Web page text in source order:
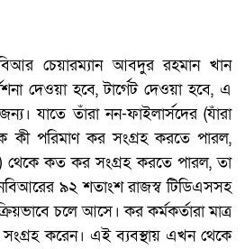
চেয়ারম্যান আবদুর রহমান খান
দেওয়া হবে, টার্গেট দেওয়া হবে, এ
যাতে তাঁরা নন-ফাইলার্সদের (যাঁরা
কী পরিমাণ কর সংগ্রহ করতে পারল,
থেকে কত কর সংগ্রহ করতে পারল, তা
৯২ শতাংশ রাজস্ব টিডিএসসহ
চলে আসে। কর কর্মকর্তারা মাত্র
করেন। এই ব্যবস্থায় এখন থেকে